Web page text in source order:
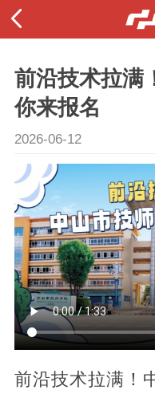
前沿技术拉满
你来报名
2026-06-12
前沿技术拉满！